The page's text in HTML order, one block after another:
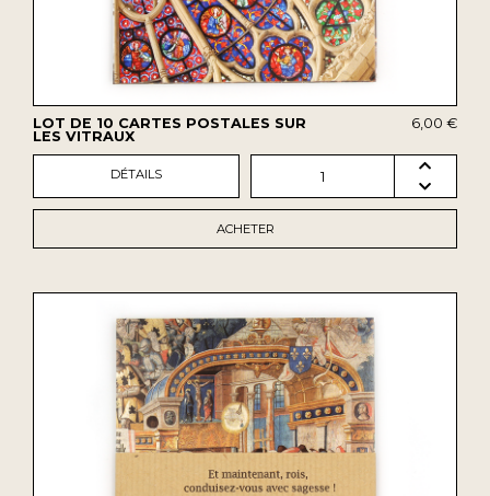
LOT DE 10 CARTES POSTALES SUR
LES VITRAUX
6,00 €
DÉTAILS 1
ACHETER